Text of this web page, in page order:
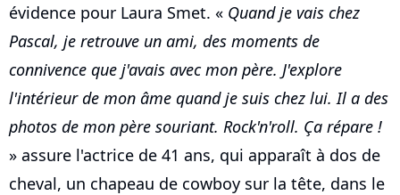
évidence pour Laura Smet. « Quand je vais chez
Pascal, je retrouve un ami, des moments de
connivence que j'avais avec mon père. J'explore
l'intérieur de mon âme quand je suis chez lui. Il a des
photos de mon père souriant. Rock'n'roll. Ça répare !
» assure l'actrice de 41 ans, qui apparaît à dos de
cheval, un chapeau de cowboy sur la tête, dans le